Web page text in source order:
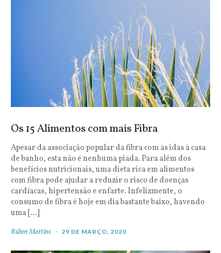
Os 15 Alimentos com mais Fibra
Apesar da associação popular da fibra com as idas à casa
de banho, esta não é nenhuma piada. Para além dos
benefícios nutricionais, uma dieta rica em alimentos
com fibra pode ajudar a reduzir o risco de doenças
cardíacas, hipertensão e enfarte. Infelizmente, o
consumo de fibra é hoje em dia bastante baixo, havendo
uma […]
Rúben Martins 29 DE MARÇO, 2020